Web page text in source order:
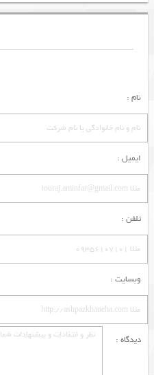
نام :
ایمیل :
تلفن :
وبسایت :
دیدگاه :